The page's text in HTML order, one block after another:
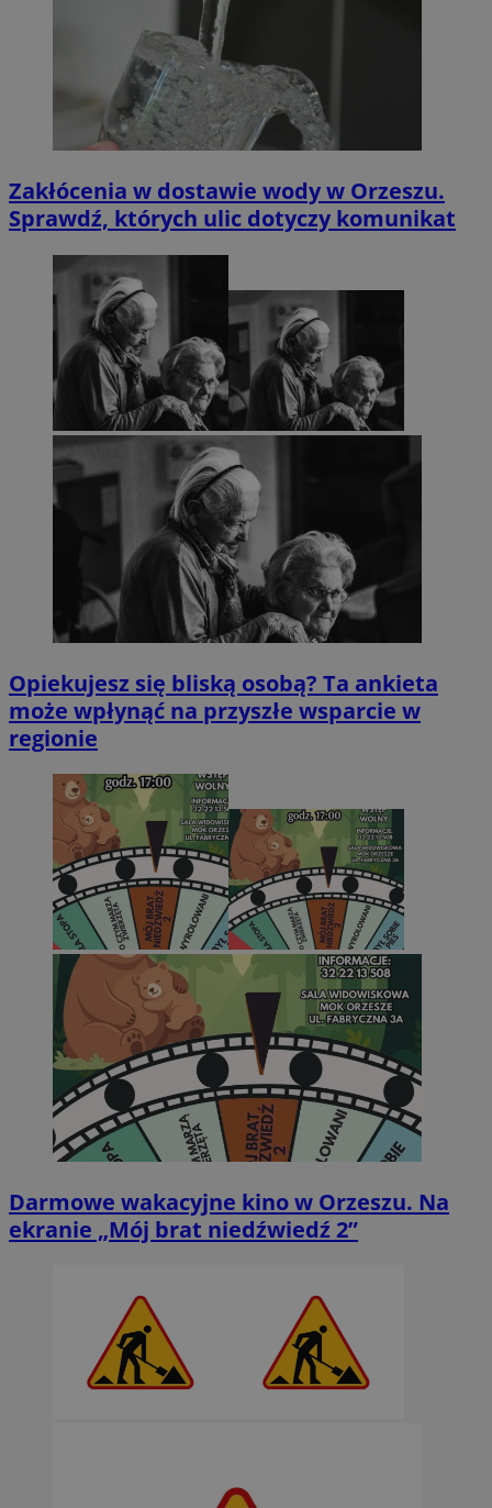
Zakłócenia w dostawie wody w Orzeszu.
Sprawdź, których ulic dotyczy komunikat
Opiekujesz się bliską osobą? Ta ankieta
może wpłynąć na przyszłe wsparcie w
regionie
Darmowe wakacyjne kino w Orzeszu. Na
ekranie „Mój brat niedźwiedź 2”